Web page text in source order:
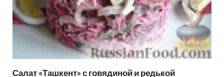
Салат «Ташкент» с говядиной и редькой